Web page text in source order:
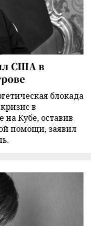
США в
блокада
в
на Кубе, оставив
помощи, заявил